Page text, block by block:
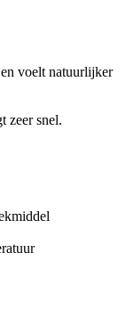
voelt natuurlijker
zeer snel.